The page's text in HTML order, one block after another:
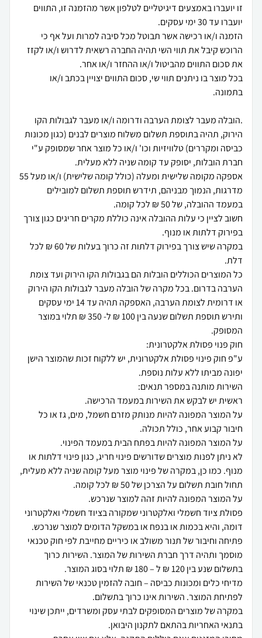
זו יועברו באמצעים דיגיטליים לטלפון אשר מהזמנה זו, התווים
הזמנה ו/או רכישה אשר תבוטל מכל סיבה למרות ועל אף כי
הרוכש קיבל את תווי השי תהיה החברה רשאית לדרוש ו/או לקזז
בכל מוצר בו ניתנים תווי שי, סכום התווים יצויין בכתב ו/או
.הובלה מעבר לצומת הערבה ודרומה ו/או מעבר לגבולות הקו
הירוק, תהיה בתוספת תשלום משלוח מוצרים לבנים (כגון מכונות
כביסה ומקררים) טלוויזיות וכו' ו/או כל מוצר אחר שמסופק ע"י
אספקה מקומה שלישית ומעלה (כולל קומה שלישית) ו/או מעל 55
מדרגות, הנמוך מבניהם, תידרש תוספת תשלום למובילים
חשוב לציין כי עלות ההובלה אינה כוללת מקרים חריגים כגון צורך
במקרה שיש צורך בפירוק דלתות זה כרוך בעלות של 60 ₪ לכל
כל המוצרים הכוללים הובלות הם בגבולות הקו הירוק ועד צומת
הערבה בדרום. בכל מקרה של הובלה מעבר לגבולות הקו הירוק
או דרומית לצומת הערבה, האספקה תהיה עד 14 ימי עסקים
ותירש תוספת תשלום שנעה בין 100 ₪ ל- 350 ₪ תלוי במוצר
ע"פ חוק פינוי פסולת אלקטרונית, יש ללקוח זכות שהמוצר הישן
על המוצר המפונה להיות מנותק מזרם חשמל, מים, גז או כל
לא ניתן לפנות מוצרים שדורשים פינוי חריג, כגון פינוי דלתות או
מנוף. כמו כן, במקרה של פינוי מוצר מעל קומה שניה ללא מעלית,
פסולת ציוד חשמלי ואלקטרוני שמקורה בציוד חשמלי ואלקטרוני
פתיחה וחיבור של תנור משולב או כיריים מחייבת לפי חוק טכנאי
מוסמך ותהיה דרך חברת השירות של המוצר. השירות כרוך
מדיחי כלים ומכונות כביסה – חובה להזמין טכנאי של השירות
במקרה של מוצרים המסופקים לבתי עסק ומשרדים, ייתכן שינוי